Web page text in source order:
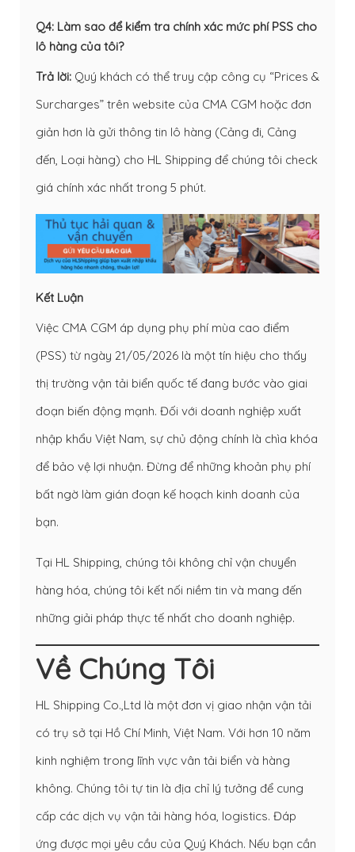
Q4: Làm sao để kiểm tra chính xác mức phí PSS cho
lô hàng của tôi?
Trả lời: Quý khách có thể truy cập công cụ “Prices &
Surcharges” trên website của CMA CGM hoặc đơn
giản hơn là gửi thông tin lô hàng (Cảng đi, Cảng
đến, Loại hàng) cho HL Shipping để chúng tôi check
giá chính xác nhất trong 5 phút.
Kết Luận
Việc CMA CGM áp dụng phụ phí mùa cao điểm
(PSS) từ ngày 21/05/2026 là một tín hiệu cho thấy
thị trường vận tải biển quốc tế đang bước vào giai
đoạn biến động mạnh. Đối với doanh nghiệp xuất
nhập khẩu Việt Nam, sự chủ động chính là chìa khóa
để bảo vệ lợi nhuận. Đừng để những khoản phụ phí
bất ngờ làm gián đoạn kế hoạch kinh doanh của
bạn.
Tại HL Shipping, chúng tôi không chỉ vận chuyển
hàng hóa, chúng tôi kết nối niềm tin và mang đến
những giải pháp thực tế nhất cho doanh nghiệp.
Về Chúng Tôi
HL Shipping Co.,Ltd là một đơn vị giao nhận vận tải
có trụ sở tại Hồ Chí Minh, Việt Nam. Với hơn 10 năm
kinh nghiệm trong lĩnh vực vân tải biển và hàng
không. Chúng tôi tự tin là địa chỉ lý tưởng để cung
cấp các dịch vụ vận tải hàng hóa, logistics. Đáp
ứng được mọi yêu cầu của Quý Khách. Nếu bạn cần